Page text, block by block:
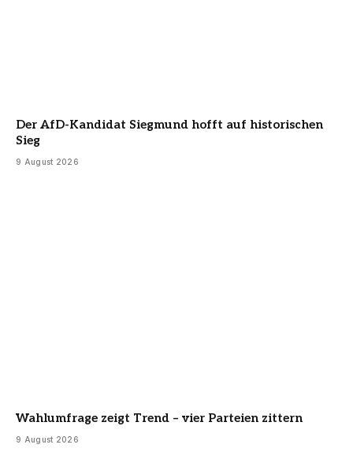
Der AfD-Kandidat Siegmund hofft auf historischen
Sieg
9 August 2026
Wahlumfrage zeigt Trend – vier Parteien zittern
9 August 2026